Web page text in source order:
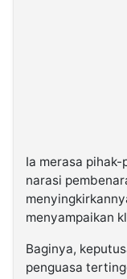
Ia merasa
narasi
menyampaikan
Baginya,
penguasa